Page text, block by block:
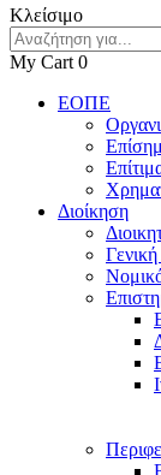
Κλείσιμο
My Cart 0
ΕΟΠΕ
Διοίκηση